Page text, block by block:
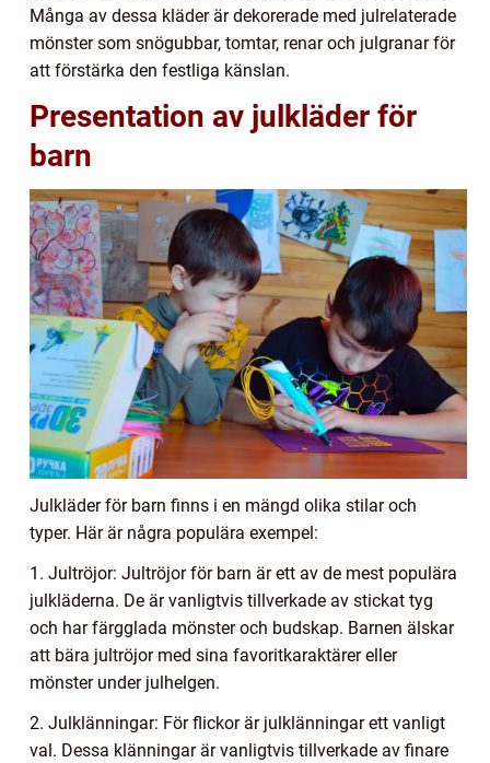
Många av dessa kläder är dekorerade med julrelaterade
mönster som snögubbar, tomtar, renar och julgranar för
att förstärka den festliga känslan.
Presentation av julkläder för
barn
Julkläder för barn finns i en mängd olika stilar och
typer. Här är några populära exempel:
1. Jultröjor: Jultröjor för barn är ett av de mest populära
julkläderna. De är vanligtvis tillverkade av stickat tyg
och har färgglada mönster och budskap. Barnen älskar
att bära jultröjor med sina favoritkaraktärer eller
mönster under julhelgen.
2. Julklänningar: För flickor är julklänningar ett vanligt
val. Dessa klänningar är vanligtvis tillverkade av finare